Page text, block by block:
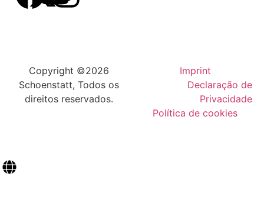
Copyright ©2026
Schoenstatt, Todos os
direitos reservados.
Imprint
Declaração de
Privacidade
Política de cookies